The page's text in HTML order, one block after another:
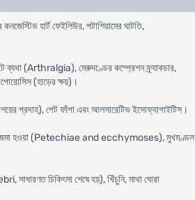
হার্ট ফেইলিউর, পটাশিয়ামের ঘাটতি,
ব্যথা (Arthralgia), মেরুদণ্ডের কম্প্রেশন ফ্র্যাকচার,
(হাড়ের ক্ষয়)।
প্রদাহ), পেট ফাঁপা এবং আলসারেটিভ ইসোফ্যাগাইটিস।
রক্ত জমা হওয়া (Petechiae and ecchymoses), মুখমণ্ডল
চিকিৎসা শেষে হয়), খিঁচুনি, মাথা ঘোরা